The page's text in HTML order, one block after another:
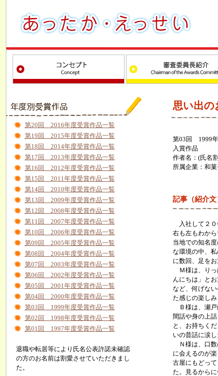
第20回 2016年度受賞作品一覧
第19回 2015年度受賞作品一覧
第18回 2014年度受賞作品一覧
第17回 2013年度受賞作品一覧
第16回 2012年度受賞作品一覧
第15回 2011年度受賞作品一覧
第14回 2010年度受賞作品一覧
第13回 2009年度受賞作品一覧
第12回 2008年度受賞作品一覧
第11回 2007年度受賞作品一覧
第10回 2006年度受賞作品一覧
第09回 2005年度受賞作品一覧
第08回 2004年度受賞作品一覧
第07回 2003年度受賞作品一覧
第06回 2002年度受賞作品一覧
第05回 2001年度受賞作品一覧
第04回 2000年度受賞作品一覧
第03回 1999年度受賞作品一覧
第02回 1998年度受賞作品一覧
第01回 1997年度受賞作品一覧
退職や転居等により氏名公表許諾未確認
の方のお名前は割愛させていただきまし
た。
思い出の
第03回 1999
入賞作品
作者名：(氏名
所属企業：和
記事（紹介文
入社して２０
右も左もわか
当地での知名
な環境の中、
に数回、足を
Ｍ様は、りっ
んにちは」と
など、何げな
た感じの楽し
Ｂ様は、瀬戸
間話や身の上
と、お持ちく
いの昔話に涙
Ｎ様は、口数
に会えるのが
古屋にもどっ
た。見るから